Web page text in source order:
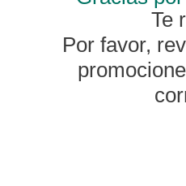
Te
Por favor,